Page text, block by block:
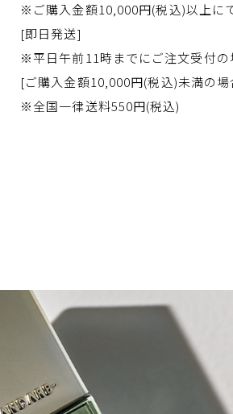
※ご購入金額10,000円(税込)以上に
[即日発送]
※平日午前11時までにご注文受付
[ご購入金額10,000円(税込)未満の
※全国一律送料550円(税込)